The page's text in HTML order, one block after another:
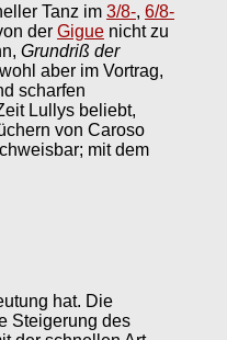
Tanz im 3/8-, 6/8-
der Gigue nicht zu
Grundriß der
wohl aber im Vortrag,
scharfen
Lullys beliebt,
von Caroso
mit dem
hat. Die
Steigerung des